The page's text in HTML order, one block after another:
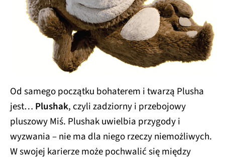
Od samego początku bohaterem i twarzą Plusha
jest… Plushak, czyli zadziorny i przebojowy
pluszowy Miś. Plushak uwielbia przygody i
wyzwania – nie ma dla niego rzeczy niemożliwych.
W swojej karierze może pochwalić się między